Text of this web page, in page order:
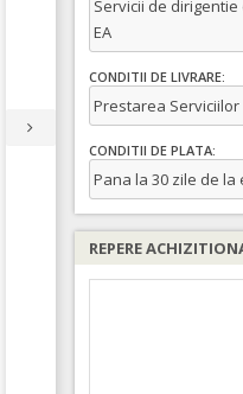
Servicii de dirigentie
EA
CONDITII DE LIVRARE:
Prestarea
CONDITII DE PLATA:
Pana la 30 zile de la
REPERE